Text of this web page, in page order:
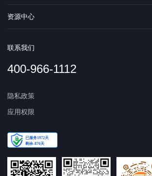
资源中心
联系我们
400-966-1112
隐私政策
应用权限